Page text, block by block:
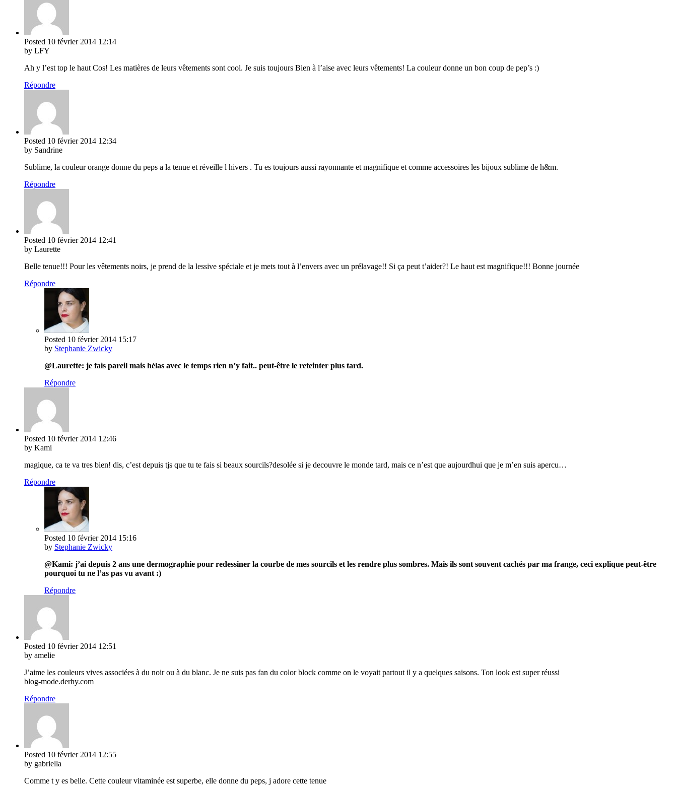
Posted 10 février 2014 12:14
by LFY
Ah y l’est top le haut Cos! Les matières de leurs vêtements sont cool. Je suis toujours Bien à l’aise avec leurs vêtements! La couleur donne un bon coup de pep’s :)
Répondre
Posted 10 février 2014 12:34
by Sandrine
Sublime, la couleur orange donne du peps a la tenue et réveille l hivers . Tu es toujours aussi rayonnante et magnifique et comme accessoires les bijoux sublime de h&m.
Répondre
Posted 10 février 2014 12:41
by Laurette
Belle tenue!!! Pour les vêtements noirs, je prend de la lessive spéciale et je mets tout à l’envers avec un prélavage!! Si ça peut t’aider?! Le haut est magnifique!!! Bonne journée
Répondre
Posted 10 février 2014 15:17
by Stephanie Zwicky
@Laurette: je fais pareil mais hélas avec le temps rien n’y fait.. peut-être le reteinter plus tard.
Répondre
Posted 10 février 2014 12:46
by Kami
magique, ca te va tres bien! dis, c’est depuis tjs que tu te fais si beaux sourcils?desolée si je decouvre le monde tard, mais ce n’est que aujourdhui que je m’en suis apercu…
Répondre
Posted 10 février 2014 15:16
by Stephanie Zwicky
@Kami: j’ai depuis 2 ans une dermographie pour redessiner la courbe de mes sourcils et les rendre plus sombres. Mais ils sont souvent cachés par ma frange, ceci explique peut-être
pourquoi tu ne l’as pas vu avant :)
Répondre
Posted 10 février 2014 12:51
by amelie
J’aime les couleurs vives associées à du noir ou à du blanc. Je ne suis pas fan du color block comme on le voyait partout il y a quelques saisons. Ton look est super réussi
blog-mode.derhy.com
Répondre
Posted 10 février 2014 12:55
by gabriella
Comme t y es belle. Cette couleur vitaminée est superbe, elle donne du peps, j adore cette tenue